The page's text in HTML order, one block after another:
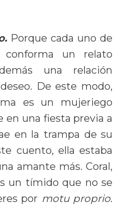
Porque cada uno de
conforma un relato
una relación
De este modo,
es un mujeriego
en una fiesta previa a
en la trampa de su
cuento, ella estaba
amante más. Coral,
un tímido que no se
por motu proprio.